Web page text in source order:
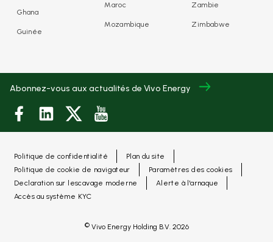
Ghana
Guinée
Maroc
Mozambique
Zambie
Zimbabwe
Abonnez-vous aux actualités de Vivo Energy
Politique de confidentialité
Plan du site
Politique de cookie de navigateur
Paramètres des cookies
Declaration sur lescavage moderne
Alerte à l'arnaque
Accès au système KYC
©Vivo Energy Holding B.V. 2026